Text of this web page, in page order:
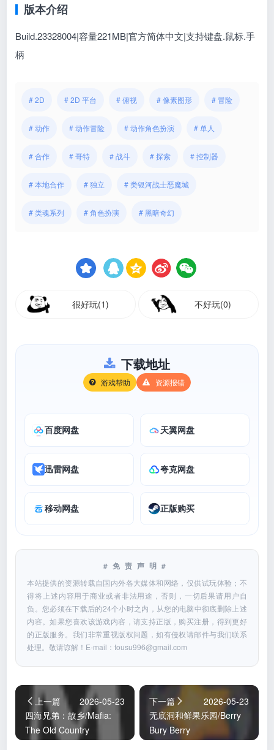
版本介绍
Build.23328004|容量221MB|官方简体中文|支持键盘.鼠标.手
柄
# 2D # 2D 平台 # 俯视 # 像素图形 # 冒险
# 动作 # 动作冒险 # 动作角色扮演 # 单人
# 合作 # 哥特 # 战斗 # 探索 # 控制器
# 本地合作 # 独立 # 类银河战士恶魔城
# 类魂系列 # 角色扮演 # 黑暗奇幻
很好玩(1) 不好玩(0)
下载地址
游戏帮助 资源报错
百度网盘 天翼网盘
迅雷网盘 夸克网盘
移动网盘 正版购买
#免责声明#
本站提供的资源转载自国内外各大媒体和网络，仅供试玩体验；不
得将上述内容用于商业或者非法用途，否则，一切后果请用户自
负。您必须在下载后的24个小时之内，从您的电脑中彻底删除上述
内容。如果您喜欢该游戏内容，请支持正版，购买注册，得到更好
的正版服务。我们非常重视版权问题，如有侵权请邮件与我们联系
处理。敬请谅解！E-mail：tousu996@gmail.com
上一篇
2026-05-23
四海兄弟：故乡/Mafia:
The Old Country
voices38
下一篇
2026-05-23
无底洞和鲜果乐园/Berry
Bury Berry